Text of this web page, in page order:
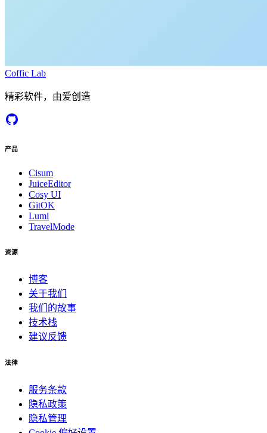
Coffic Lab
精彩软件，由爱创造
产品
Cisum
JuiceEditor
Cosy UI
GitOK
Lumi
TravelMode
资源
博客
关于我们
我们的故事
技术栈
建议反馈
法律
服务条款
隐私政策
隐私管理